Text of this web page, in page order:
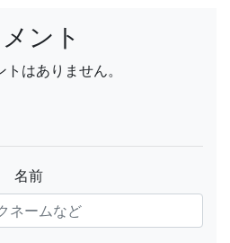
ント
トはありません。
名前